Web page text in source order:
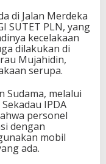
di Jalan Merdeka
SUTET PLN, yang
kecelakaan
dilakukan di
Mujahidin,
serupa.
Sudama, melalui
IPDA
personel
dengan
mobil
ada.